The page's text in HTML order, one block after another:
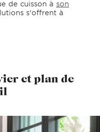
de cuisson à son
s'offrent à
et plan de